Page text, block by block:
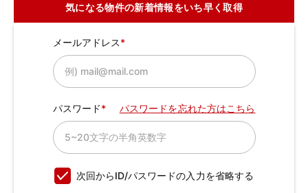
気になる物件の新着情報をいち早く取得
メールアドレス
パスワード パスワードを忘れた方はこちら
次回からID/パスワードの入力を省略する